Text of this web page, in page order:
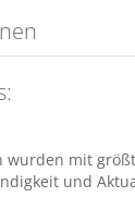
wurden mit
und